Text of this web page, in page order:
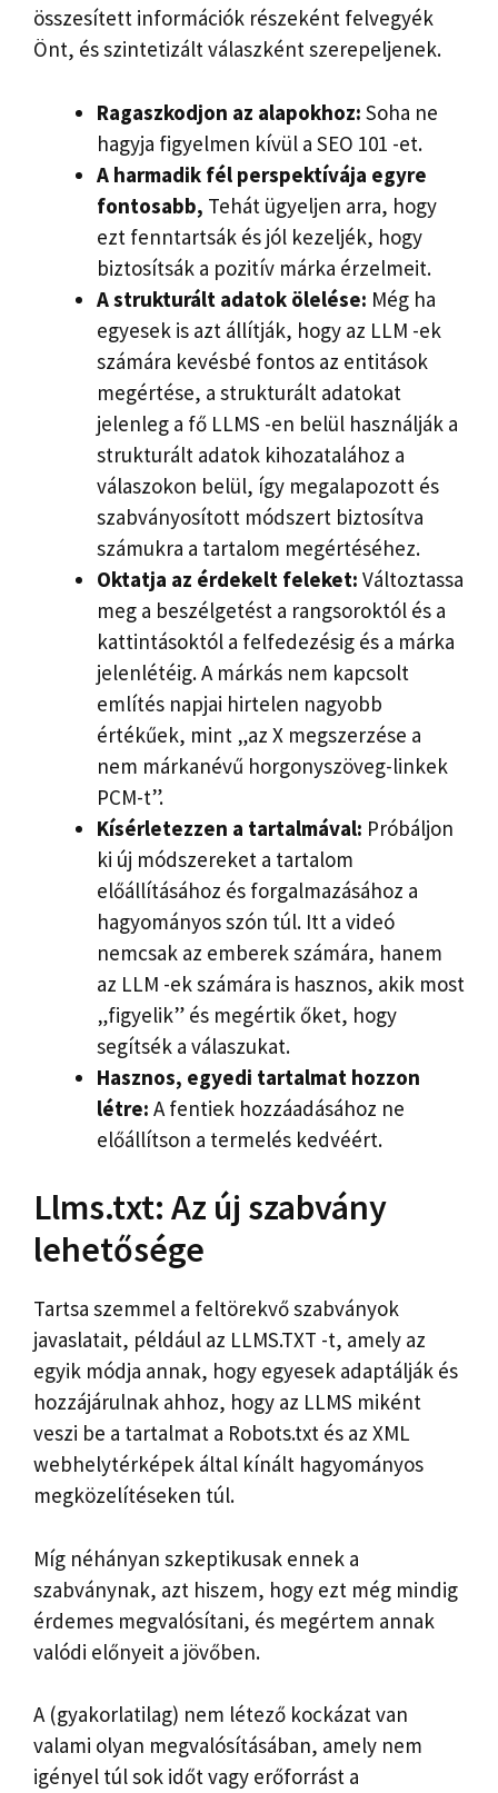
összesített információk részeként felvegyék
Önt, és szintetizált válaszként szerepeljenek.
Ragaszkodjon az alapokhoz: Soha ne
hagyja figyelmen kívül a SEO 101 -et.
A harmadik fél perspektívája egyre
fontosabb, Tehát ügyeljen arra, hogy
ezt fenntartsák és jól kezeljék, hogy
biztosítsák a pozitív márka érzelmeit.
A strukturált adatok ölelése: Még ha
egyesek is azt állítják, hogy az LLM -ek
számára kevésbé fontos az entitások
megértése, a strukturált adatokat
jelenleg a fő LLMS -en belül használják a
strukturált adatok kihozatalához a
válaszokon belül, így megalapozott és
szabványosított módszert biztosítva
számukra a tartalom megértéséhez.
Oktatja az érdekelt feleket: Változtassa
meg a beszélgetést a rangsoroktól és a
kattintásoktól a felfedezésig és a márka
jelenlétéig. A márkás nem kapcsolt
említés napjai hirtelen nagyobb
értékűek, mint „az X megszerzése a
nem márkanévű horgonyszöveg-linkek
PCM-t”.
Kísérletezzen a tartalmával: Próbáljon
ki új módszereket a tartalom
előállításához és forgalmazásához a
hagyományos szón túl. Itt a videó
nemcsak az emberek számára, hanem
az LLM -ek számára is hasznos, akik most
„figyelik” és megértik őket, hogy
segítsék a válaszukat.
Hasznos, egyedi tartalmat hozzon
létre: A fentiek hozzáadásához ne
előállítson a termelés kedvéért.
Llms.txt: Az új szabvány
lehetősége
Tartsa szemmel a feltörekvő szabványok
javaslatait, például az LLMS.TXT -t, amely az
egyik módja annak, hogy egyesek adaptálják és
hozzájárulnak ahhoz, hogy az LLMS miként
veszi be a tartalmat a Robots.txt és az XML
webhelytérképek által kínált hagyományos
megközelítéseken túl.
Míg néhányan szkeptikusak ennek a
szabványnak, azt hiszem, hogy ezt még mindig
érdemes megvalósítani, és megértem annak
valódi előnyeit a jövőben.
A (gyakorlatilag) nem létező kockázat van
valami olyan megvalósításában, amely nem
igényel túl sok időt vagy erőforrást a